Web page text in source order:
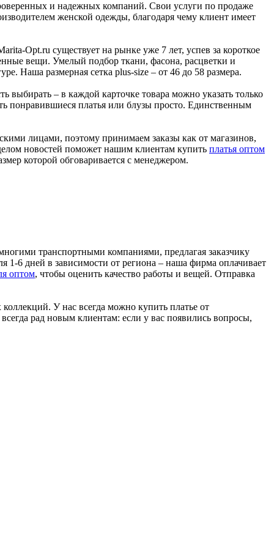
и надежных компаний. Свои услуги по продаже
женской одежды, благодаря чему клиент имеет
Opt.ru существует на рынке уже 7 лет, успев за короткое
вещи. Умелый подбор ткани, фасона, расцветки и
Наша размерная сетка plus-size – от 46 до 58 размера.
– в каждой карточке товара можно указать только
понравившиеся платья или блузы просто. Единственным
лицами, поэтому принимаем заказы как от магазинов,
новостей поможет нашим клиентам купить платья оптом
которой обговаривается с менеджером.
транспортными компаниями, предлагая заказчику
1-6 дней в зависимости от региона – наша фирма оплачивает
оптом, чтобы оценить качество работы и вещей. Отправка
У нас всегда можно купить платье от
рад новым клиентам: если у вас появились вопросы,